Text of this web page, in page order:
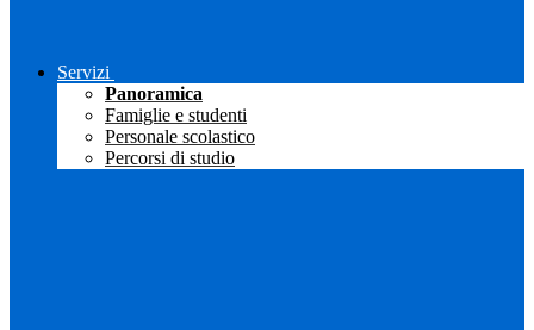
Servizi
Panoramica
Famiglie e studenti
Personale scolastico
Percorsi di studio